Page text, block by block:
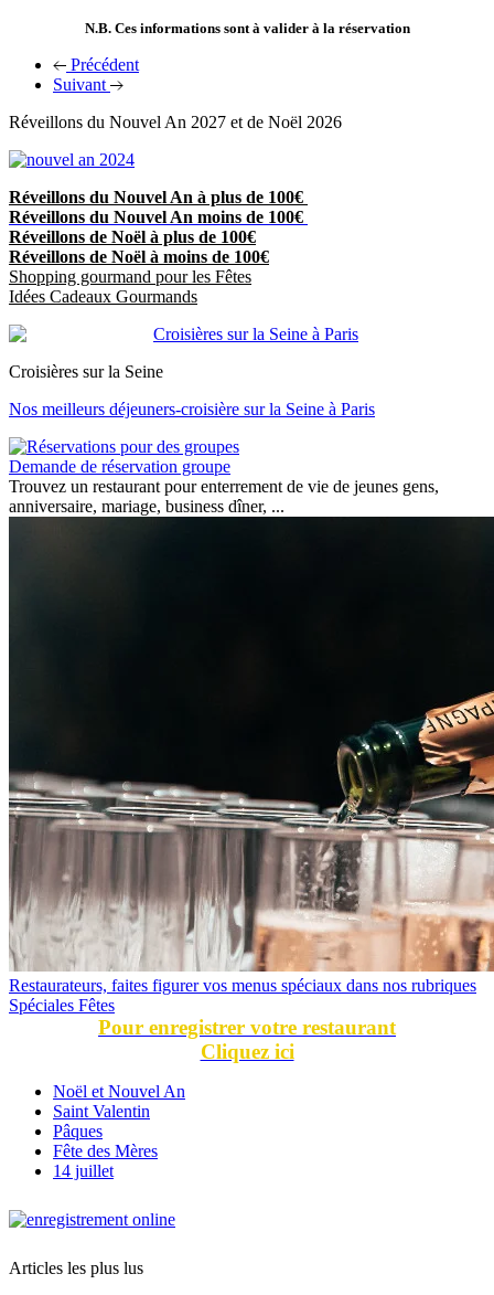
N.B. Ces informations sont à valider à la réservation
Précédent
Suivant
Réveillons du Nouvel An 2027 et de Noël 2026
Réveillons du Nouvel An à plus de 100€
Réveillons du Nouvel An moins de 100€
Réveillons de Noël à plus de 100€
Réveillons de Noël à moins de 100€
Shopping gourmand pour les Fêtes
Idées Cadeaux Gourmands
Croisières sur la Seine
Nos meilleurs déjeuners-croisière sur la Seine à Paris
Demande de réservation groupe
Trouvez un restaurant pour enterrement de vie de jeunes gens,
anniversaire, mariage, business dîner, ...
Restaurateurs, faites figurer vos menus spéciaux dans nos rubriques
Spéciales Fêtes
Pour enregistrer votre restaurant
Cliquez ici
Noël et Nouvel An
Saint Valentin
Pâques
Fête des Mères
14 juillet
Articles les plus lus